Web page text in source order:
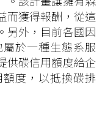
而獲得報酬，從這
另外，目前各國因
於一種生態系服
供碳信用額度給企
度，以抵換碳排